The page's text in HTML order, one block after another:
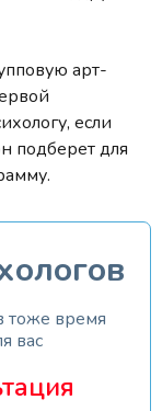
арт-
если
подберет для
тоже время
вас